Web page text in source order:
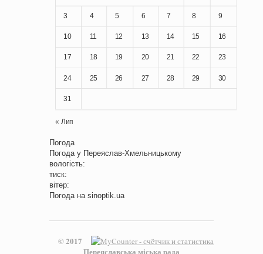
3 4 5 6 7 8 9
10 11 12 13 14 15 16
17 18 19 20 21 22 23
24 25 26 27 28 29 30
31
« Лип
Погода
Погода у Переяслав-Хмельницькому
вологість:
тиск:
вітер:
Погода на sinoptik.ua
© 2017
Переяславська міська рада